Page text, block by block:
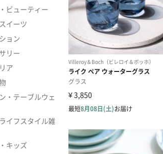
ビューティー
イーツ
ョン
リー
ア
・テーブルウェ
イフスタイル雑
キッズ